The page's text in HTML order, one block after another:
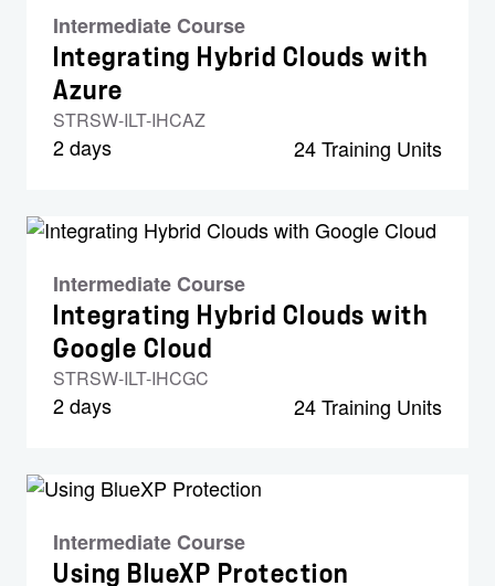
Intermediate Course
Integrating Hybrid Clouds with
Azure
STRSW-ILT-IHCAZ
2 days 24 Training Units
Intermediate Course
Integrating Hybrid Clouds with
Google Cloud
STRSW-ILT-IHCGC
2 days 24 Training Units
Intermediate Course
Using BlueXP Protection